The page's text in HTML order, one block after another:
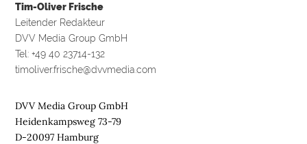
Tim-Oliver Frische
Leitender Redakteur
DVV Media Group GmbH
Tel: +49 40 23714-132
timoliver.frische@dvvmedia.com
DVV Media Group GmbH
Heidenkampsweg 73-79
D-20097 Hamburg